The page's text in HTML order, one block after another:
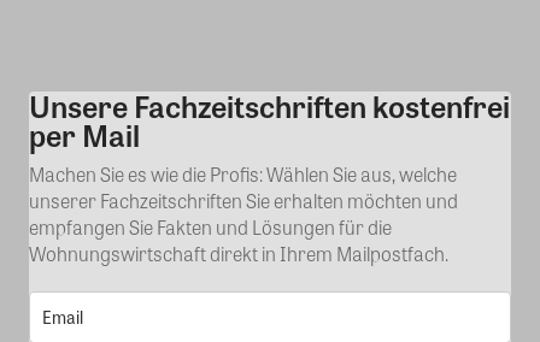
Kommentar
Unsere Fachzeitschriften kostenfrei
per Mail
Machen Sie es wie die Profis: Wählen Sie aus, welche
unserer Fachzeitschriften Sie erhalten möchten und
empfangen Sie Fakten und Lösungen für die
Wohnungswirtschaft direkt in Ihrem Mailpostfach.